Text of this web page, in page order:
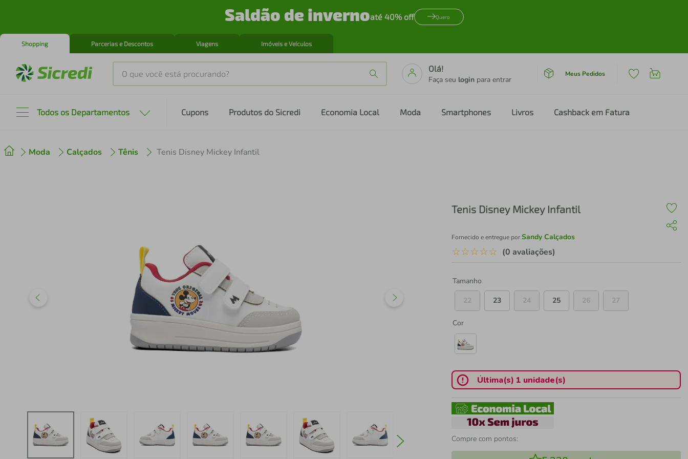
Saldão de invernoaté 40% off Quero
Shopping Parcerias e Descontos Viagens Imóveis e Veículos
O que você está procurando?
Olá!
Faça seu login para entrar
Meus Pedidos
Todos os Departamentos Cupons Produtos do Sicredi Economia Local Moda Smartphones Livros Cashback em Fatura
Moda Calçados Tênis Tenis Disney Mickey Infantil
Tenis Disney Mickey Infantil
Fornecido e entregue porSandy Calçados
☆☆☆☆☆ (0 avaliações)
Tamanho
22
23 24 25 26 27
Cor
Última(s) 1 unidade(s)
Compre com pontos:
2 cafeteira